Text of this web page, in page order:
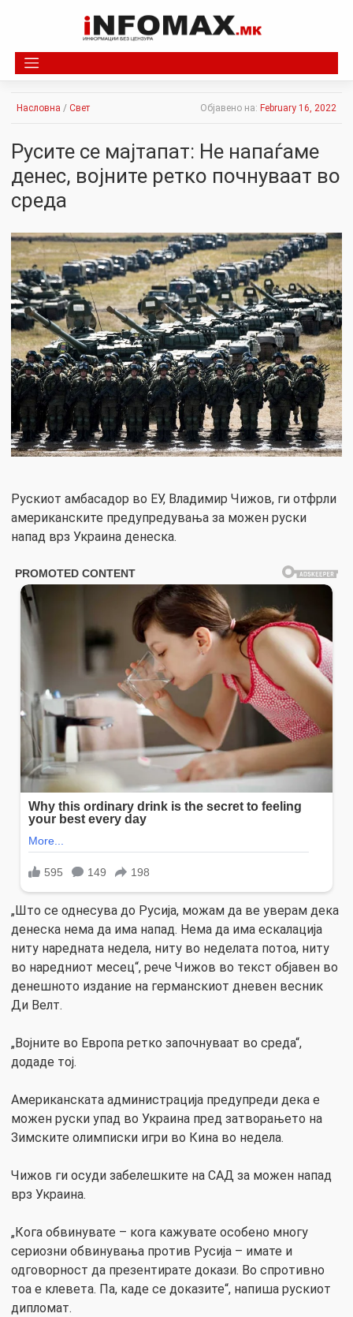
Насловна / Свет Објавено на: February 16, 2022
Русите се мајтапат: Не напаѓаме
денес, војните ретко почнуваат во
среда
Рускиот амбасадор во ЕУ, Владимир Чижов, ги отфрли
американските предупредувања за можен руски
напад врз Украина денеска.
„Што се однесува до Русија, можам да ве уверам дека
денеска нема да има напад. Нема да има ескалација
ниту наредната недела, ниту во неделата потоа, ниту
во наредниот месец“, рече Чижов во текст објавен во
денешното издание на германскиот дневен весник
Ди Велт.
„Војните во Европа ретко започнуваат во среда“,
додаде тој.
Американската администрација предупреди дека е
можен руски упад во Украина пред затворањето на
Зимските олимписки игри во Кина во недела.
Чижов ги осуди забелешките на САД за можен напад
врз Украина.
„Кога обвинувате – кога кажувате особено многу
сериозни обвинувања против Русија – имате и
одговорност да презентирате докази. Во спротивно
тоа е клевета. Па, каде се доказите“, напиша рускиот
дипломат.